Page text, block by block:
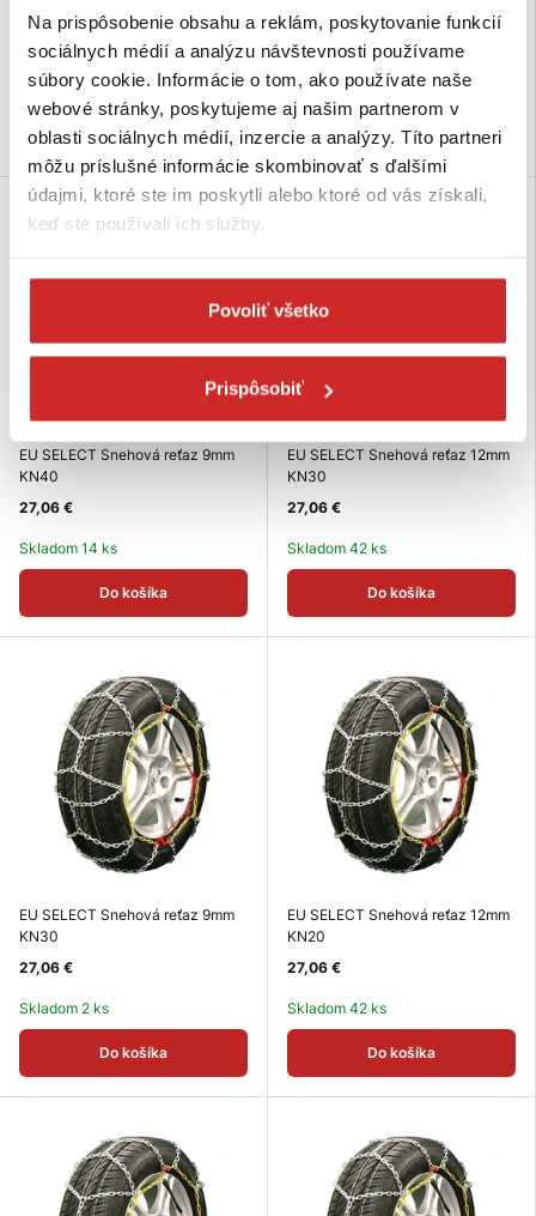
Na prispôsobenie obsahu a reklám, poskytovanie funkcií
sociálnych médií a analýzu návštevnosti používame
súbory cookie. Informácie o tom, ako používate naše
webové stránky, poskytujeme aj našim partnerom v
oblasti sociálnych médií, inzercie a analýzy. Títo partneri
môžu príslušné informácie skombinovať s ďalšími
údajmi, ktoré ste im poskytli alebo ktoré od vás získali,
keď ste používali ich služby.
Povoliť všetko
Prispôsobiť
KN50
27,06 €
Skladom 18 ks
Do košíka
KN40
27,06 €
Skladom 36 ks
Do košíka
EU SELECT Snehová reťaz 9mm
KN40
27,06 €
Skladom 14 ks
Do košíka
EU SELECT Snehová reťaz 12mm
KN30
27,06 €
Skladom 42 ks
Do košíka
EU SELECT Snehová reťaz 9mm
KN30
27,06 €
Skladom 2 ks
Do košíka
EU SELECT Snehová reťaz 12mm
KN20
27,06 €
Skladom 42 ks
Do košíka